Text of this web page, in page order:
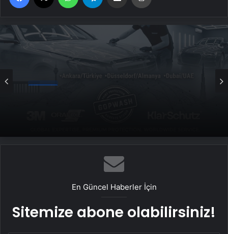
En Güncel Haberler İçin
Sitemize abone olabilirsiniz!